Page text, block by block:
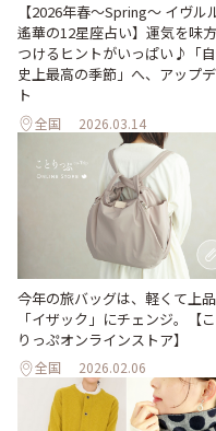
【2026年春～Spring～ イヴル
遙華の12星座占い】運気を味
つけるヒントがいっぱい♪「
史上最高の季節」へ、アップ
ト
全国 2026.03.14
今年の旅バッグは、軽くて上
「イザック」にチェンジ。【
りっぷオンラインストア】
全国 2026.02.06